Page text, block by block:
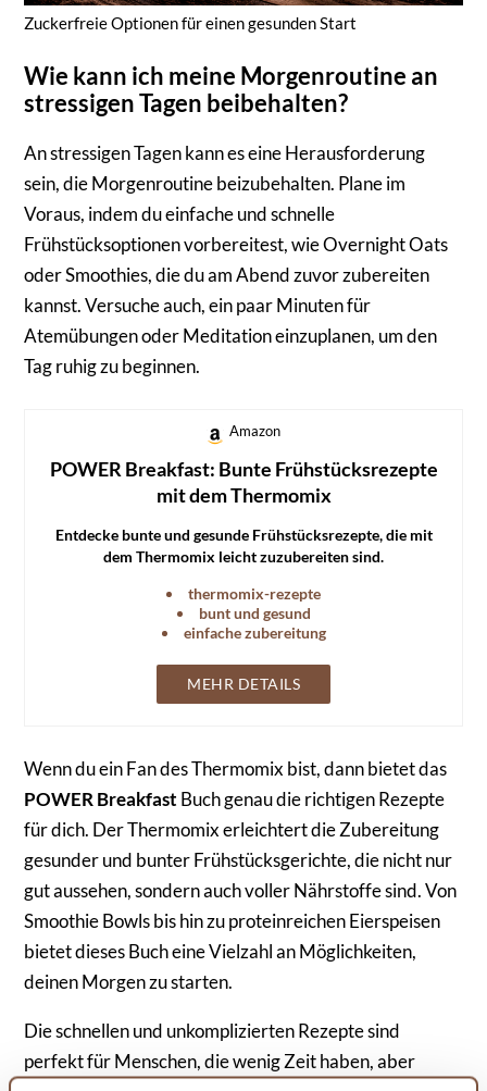
Zuckerfreie Optionen für einen gesunden Start
Wie kann ich meine Morgenroutine an
stressigen Tagen beibehalten?
An stressigen Tagen kann es eine Herausforderung
sein, die Morgenroutine beizubehalten. Plane im
Voraus, indem du einfache und schnelle
Frühstücksoptionen vorbereitest, wie Overnight Oats
oder Smoothies, die du am Abend zuvor zubereiten
kannst. Versuche auch, ein paar Minuten für
Atemübungen oder Meditation einzuplanen, um den
Tag ruhig zu beginnen.
Amazon
POWER Breakfast: Bunte Frühstücksrezepte
mit dem Thermomix
Entdecke bunte und gesunde Frühstücksrezepte, die mit
dem Thermomix leicht zuzubereiten sind.
thermomix-rezepte
bunt und gesund
einfache zubereitung
MEHR DETAILS
Wenn du ein Fan des Thermomix bist, dann bietet das
POWER Breakfast Buch genau die richtigen Rezepte
für dich. Der Thermomix erleichtert die Zubereitung
gesunder und bunter Frühstücksgerichte, die nicht nur
gut aussehen, sondern auch voller Nährstoffe sind. Von
Smoothie Bowls bis hin zu proteinreichen Eierspeisen
bietet dieses Buch eine Vielzahl an Möglichkeiten,
deinen Morgen zu starten.
Die schnellen und unkomplizierten Rezepte sind
perfekt für Menschen, die wenig Zeit haben, aber